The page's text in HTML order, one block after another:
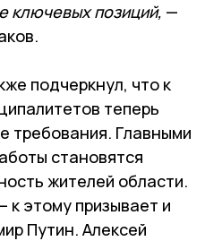
ключевых позиций, —
подчеркнул, что к
теперь
требования. Главными
становятся
жителей области.
этому призывает и
Путин. Алексей